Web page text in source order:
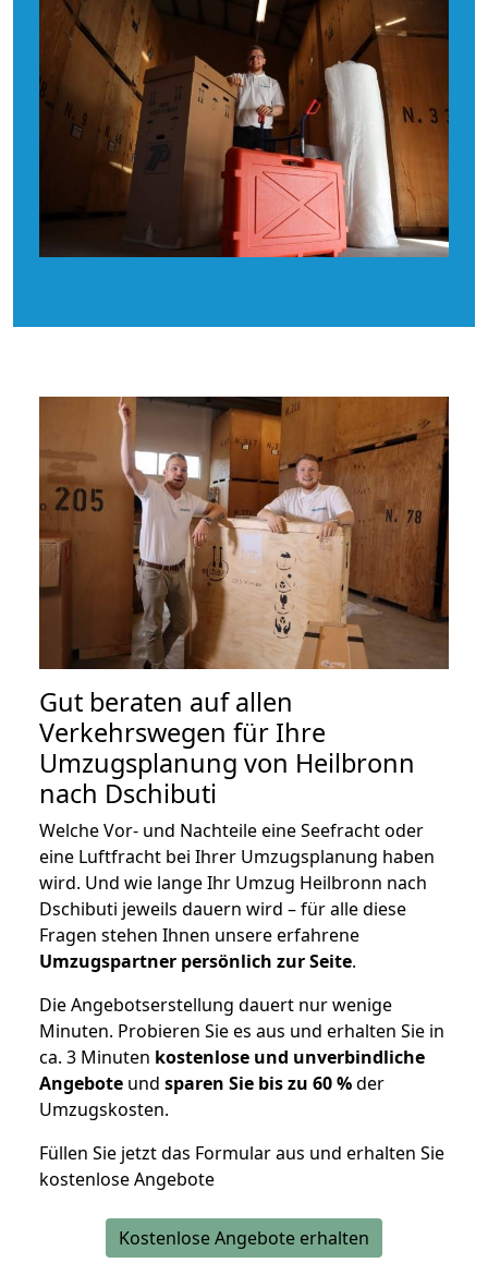
Gut beraten auf allen
Verkehrswegen für Ihre
Umzugsplanung von Heilbronn
nach Dschibuti
Welche Vor- und Nachteile eine Seefracht oder
eine Luftfracht bei Ihrer Umzugsplanung haben
wird. Und wie lange Ihr Umzug Heilbronn nach
Dschibuti jeweils dauern wird – für alle diese
Fragen stehen Ihnen unsere erfahrene
Umzugspartner persönlich zur Seite.
Die Angebotserstellung dauert nur wenige
Minuten. Probieren Sie es aus und erhalten Sie in
ca. 3 Minuten kostenlose und unverbindliche
Angebote und sparen Sie bis zu 60 %der
Umzugskosten.
Füllen Sie jetzt das Formular aus und erhalten Sie
kostenlose Angebote
Kostenlose Angebote erhalten